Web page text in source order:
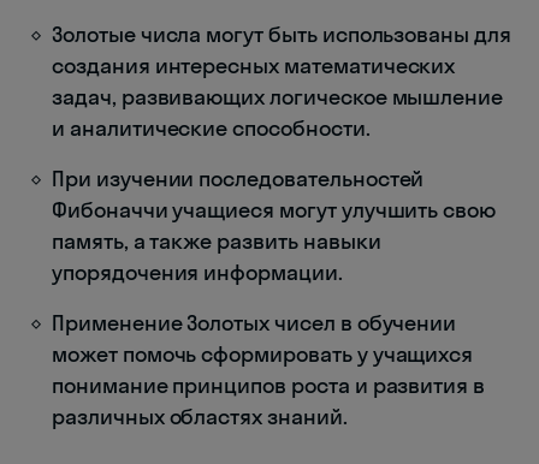
Золотые числа могут быть использованы для
создания интересных математических
задач, развивающих логическое мышление
и аналитические способности.
При изучении последовательностей
Фибоначчи учащиеся могут улучшить свою
память, а также развить навыки
упорядочения информации.
Применение Золотых чисел в обучении
может помочь сформировать у учащихся
понимание принципов роста и развития в
различных областях знаний.